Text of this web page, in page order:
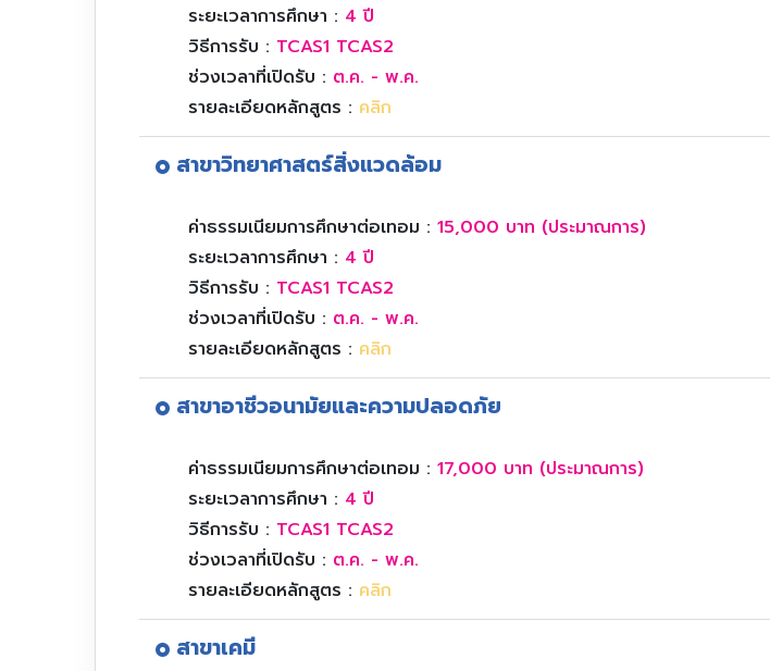
ระยะเวลาการศึกษา : 4 ปี
วิธีการรับ : TCAS1 TCAS2
ช่วงเวลาที่เปิดรับ : ต.ค. - พ.ค.
รายละเอียดหลักสูตร : คลิก
สาขาวิทยาศาสตร์สิ่งแวดล้อม
ค่าธรรมเนียมการศึกษาต่อเทอม : 15,000 บาท (ประมาณการ)
ระยะเวลาการศึกษา : 4 ปี
วิธีการรับ : TCAS1 TCAS2
ช่วงเวลาที่เปิดรับ : ต.ค. - พ.ค.
รายละเอียดหลักสูตร : คลิก
สาขาอาชีวอนามัยและความปลอดภัย
ค่าธรรมเนียมการศึกษาต่อเทอม : 17,000 บาท (ประมาณการ)
ระยะเวลาการศึกษา : 4 ปี
วิธีการรับ : TCAS1 TCAS2
ช่วงเวลาที่เปิดรับ : ต.ค. - พ.ค.
รายละเอียดหลักสูตร : คลิก
สาขาเคมี